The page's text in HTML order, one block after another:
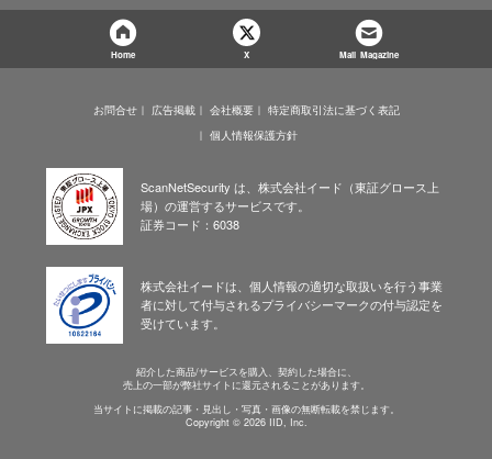
Home X Mail Magazine
お問合せ 広告掲載 会社概要
特定商取引法に基づく表記
個人情報保護方針
ScanNetSecurity は、株式会社イード（東証グロース上
場）の運営するサービスです。
証券コード：6038
株式会社イードは、個人情報の適切な取扱いを行う事業
者に対して付与されるプライバシーマークの付与認定を
受けています。
紹介した商品/サービスを購入、契約した場合に、
売上の一部が弊社サイトに還元されることがあります。
当サイトに掲載の記事・見出し・写真・画像の無断転載を禁じます。
Copyright © 2026 IID, Inc.